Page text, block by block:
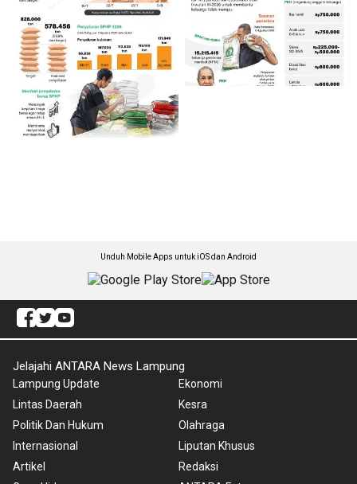
Unduh Mobile Apps untuk iOS dan Android
Jelajahi ANTARA News Lampung
Lampung Update
Lintas Daerah
Politik Dan Hukum
Internasional
Artikel
Ekonomi
Kesra
Olahraga
Liputan Khusus
Redaksi